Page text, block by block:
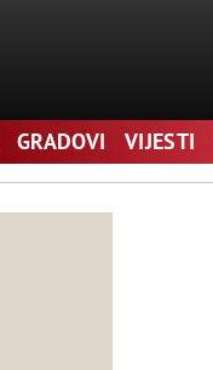
GRADOVI VIJESTI